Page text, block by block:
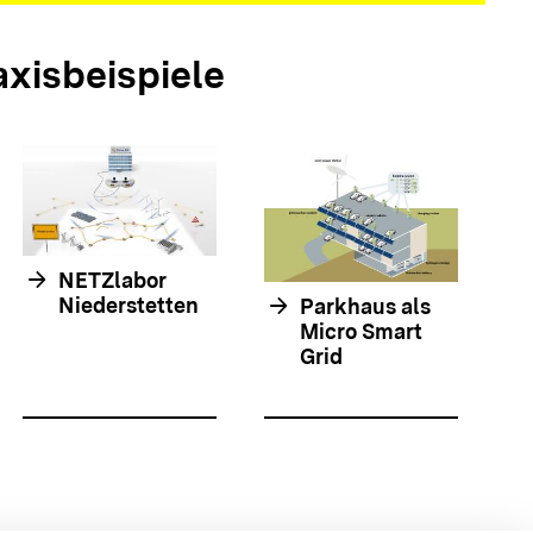
arrow_forward NETZlabor
Niederstetten
arrow_forward Parkhaus als
Micro Smart
Grid
springen
springen